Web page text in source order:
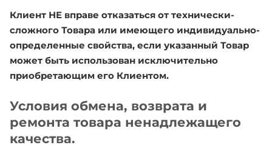
Клиент НЕ вправе отказаться от технически-
сложного Товара или имеющего индивидуально-
определенные свойства, если указанный Товар
может быть использован исключительно
приобретающим его Клиентом.
Условия обмена, возврата и
ремонта товара ненадлежащего
качества.